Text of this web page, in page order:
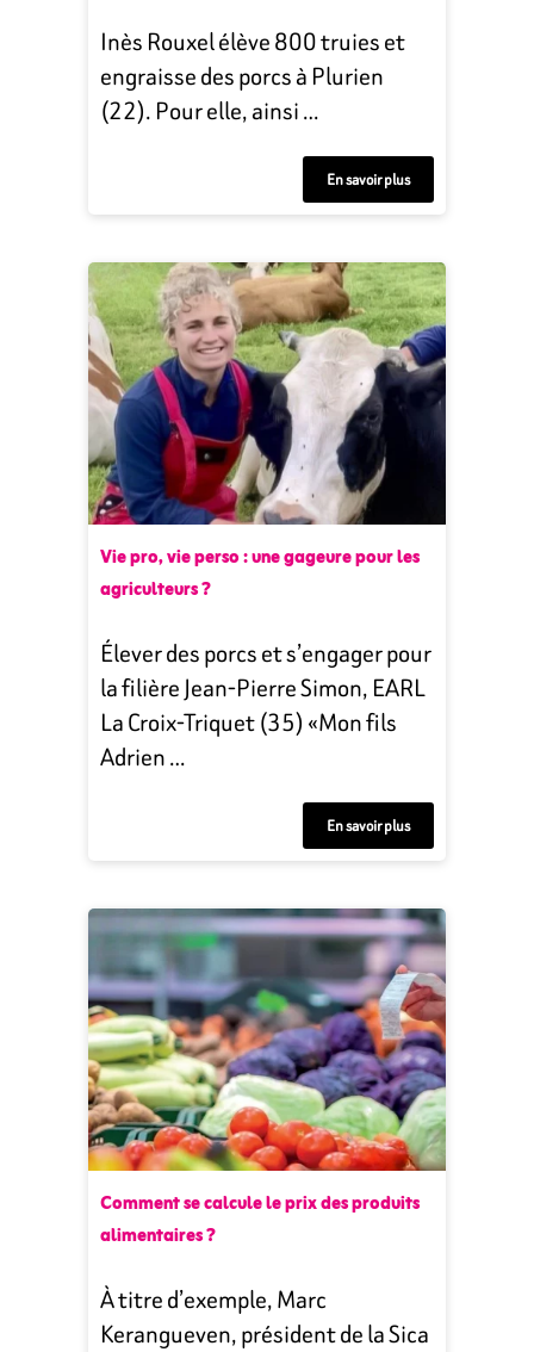
Inès Rouxel élève 800 truies et
engraisse des porcs à Plurien
(22). Pour elle, ainsi …
En savoir plus
Vie pro, vie perso : une gageure pour les
agriculteurs ?
Élever des porcs et s’engager pour
la filière Jean-Pierre Simon, EARL
La Croix-Triquet (35) «Mon fils
Adrien …
En savoir plus
Comment se calcule le prix des produits
alimentaires ?
À titre d’exemple, Marc
Kerangueven, président de la Sica